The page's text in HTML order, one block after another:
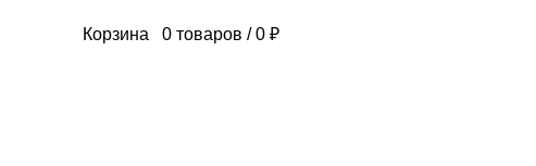
Корзина 0 товаров / 0 ₽